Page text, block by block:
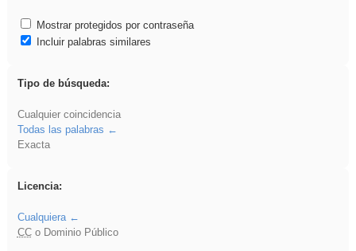
Mostrar protegidos por contraseña
Incluir palabras similares
Tipo de búsqueda:
Cualquier coincidencia
Todas las palabras
Exacta
Licencia:
Cualquiera
CCo Dominio Público